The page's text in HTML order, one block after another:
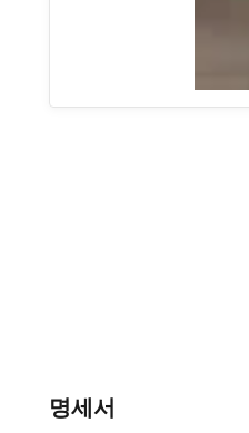
명세서